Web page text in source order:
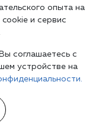
медицинскими
cookies.
Шурова
опыта на
и сервис
соглашаетесь с
устройстве на